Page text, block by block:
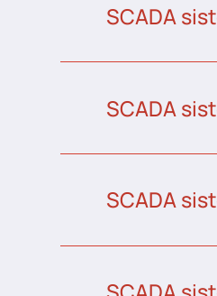
SCADA
SCADA
SCADA